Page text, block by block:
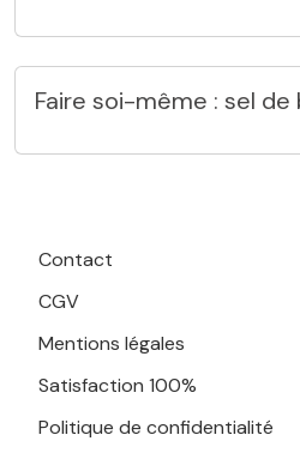
Faire soi-même : sel de
Contact
CGV
Mentions légales
Satisfaction 100%
Politique de confidentialité